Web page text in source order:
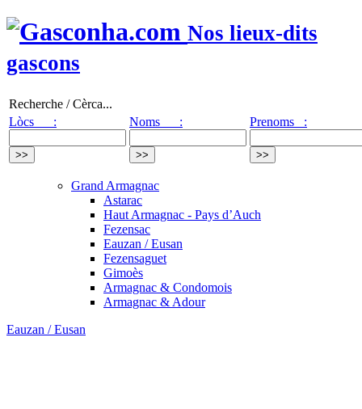
Nos lieux-dits
gascons
Recherche / Cèrca...
Lòcs :
Noms : Prenoms :
Grand Armagnac
Astarac
Haut Armagnac - Pays d’Auch
Fezensac
Eauzan / Eusan
Fezensaguet
Gimoès
Armagnac & Condomois
Armagnac & Adour
Eauzan / Eusan